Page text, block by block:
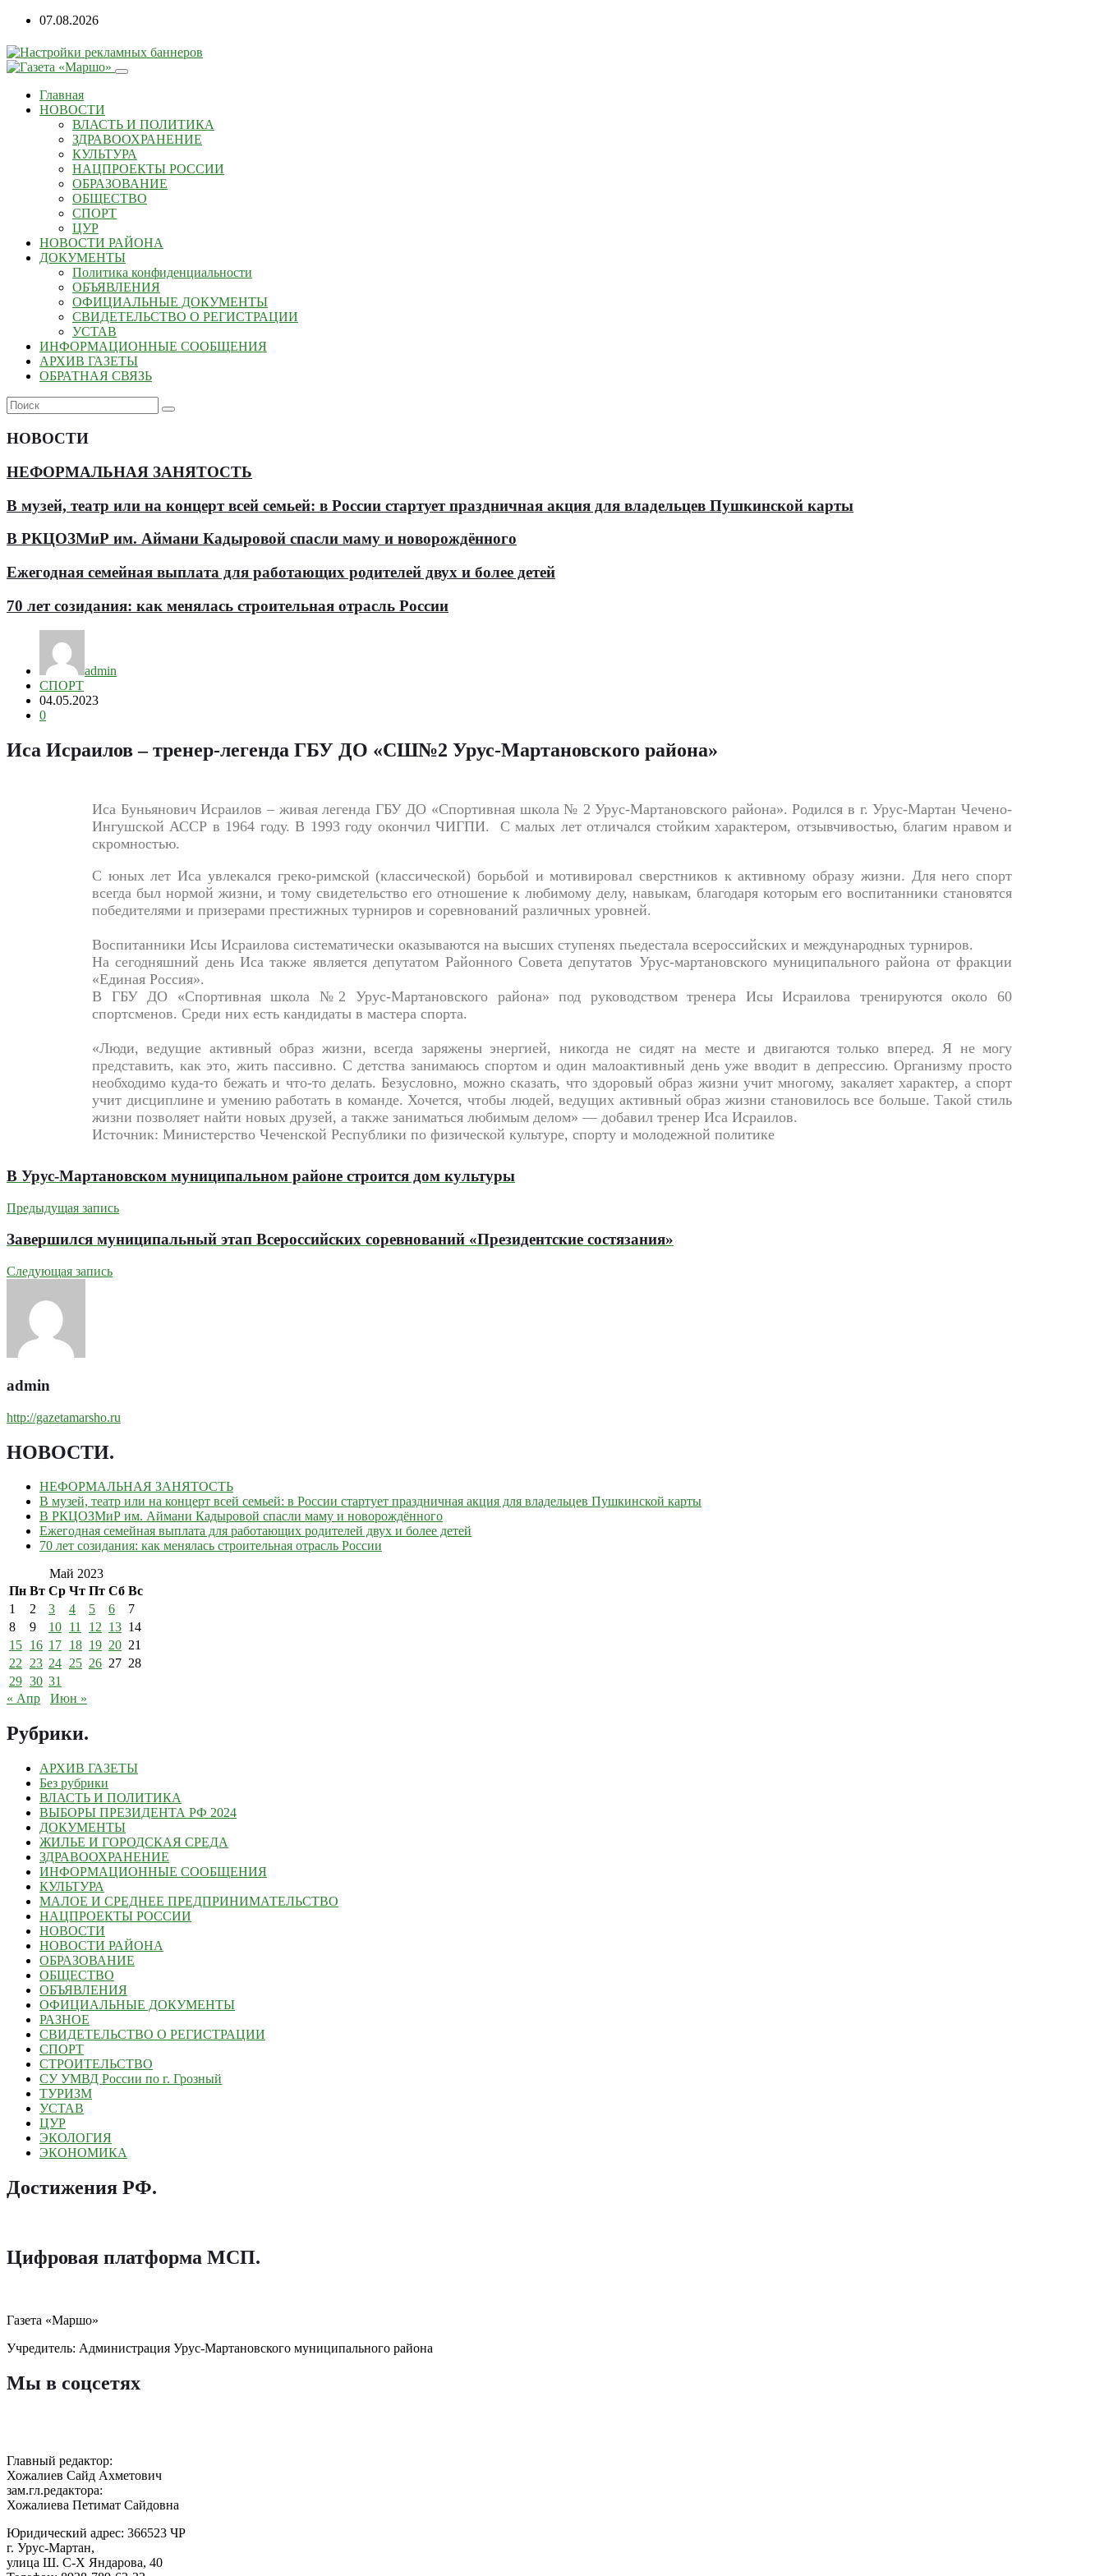
07.08.2026
Главная
НОВОСТИ
ВЛАСТЬ И ПОЛИТИКА
ЗДРАВООХРАНЕНИЕ
КУЛЬТУРА
НАЦПРОЕКТЫ РОССИИ
ОБРАЗОВАНИЕ
ОБЩЕСТВО
СПОРТ
ЦУР
НОВОСТИ РАЙОНА
ДОКУМЕНТЫ
Политика конфиденциальности
ОБЪЯВЛЕНИЯ
ОФИЦИАЛЬНЫЕ ДОКУМЕНТЫ
СВИДЕТЕЛЬСТВО О РЕГИСТРАЦИИ
УСТАВ
ИНФОРМАЦИОННЫЕ СООБЩЕНИЯ
АРХИВ ГАЗЕТЫ
ОБРАТНАЯ СВЯЗЬ
НОВОСТИ
НЕФОРМАЛЬНАЯ ЗАНЯТОСТЬ
В музей, театр или на концерт всей семьей: в России стартует праздничная акция для владельцев Пушкинской карты
В РКЦОЗМиР им. Аймани Кадыровой спасли маму и новорождённого
Ежегодная семейная выплата для работающих родителей двух и более детей
70 лет созидания: как менялась строительная отрасль России
admin
СПОРТ
04.05.2023
0
Иса Исраилов – тренер-легенда ГБУ ДО «СШ№2 Урус-Мартановского района»
Иса Буньянович Исраилов – живая легенда ГБУ ДО «Спортивная школа № 2 Урус-Мартановского района». Родился в г. Урус-Мартан Чечено-
Ингушской АССР в 1964 году. В 1993 году окончил ЧИГПИ. С малых лет отличался стойким характером, отзывчивостью, благим нравом и
скромностью.
С юных лет Иса увлекался греко-римской (классической) борьбой и мотивировал сверстников к активному образу жизни. Для него спорт
всегда был нормой жизни, и тому свидетельство его отношение к любимому делу, навыкам, благодаря которым его воспитанники становятся
победителями и призерами престижных турниров и соревнований различных уровней.
Воспитанники Исы Исраилова систематически оказываются на высших ступенях пьедестала всероссийских и международных турниров.
На сегодняшний день Иса также является депутатом Районного Совета депутатов Урус-мартановского муниципального района от фракции
«Единая Россия».
В ГБУ ДО «Спортивная школа №2 Урус-Мартановского района» под руководством тренера Исы Исраилова тренируются около 60
спортсменов. Среди них есть кандидаты в мастера спорта.
«Люди, ведущие активный образ жизни, всегда заряжены энергией, никогда не сидят на месте и двигаются только вперед. Я не могу
представить, как это, жить пассивно. С детства занимаюсь спортом и один малоактивный день уже вводит в депрессию. Организму просто
необходимо куда-то бежать и что-то делать. Безусловно, можно сказать, что здоровый образ жизни учит многому, закаляет характер, а спорт
учит дисциплине и умению работать в команде. Хочется, чтобы людей, ведущих активный образ жизни становилось все больше. Такой стиль
жизни позволяет найти новых друзей, а также заниматься любимым делом» — добавил тренер Иса Исраилов.
Источник: Министерство Чеченской Республики по физической культуре, спорту и молодежной политике
В Урус-Мартановском муниципальном районе строится дом культуры
Предыдущая запись
Завершился муниципальный этап Всероссийских соревнований «Президентские состязания»
Следующая запись
admin
http://gazetamarsho.ru
НОВОСТИ.
НЕФОРМАЛЬНАЯ ЗАНЯТОСТЬ
В музей, театр или на концерт всей семьей: в России стартует праздничная акция для владельцев Пушкинской карты
В РКЦОЗМиР им. Аймани Кадыровой спасли маму и новорождённого
Ежегодная семейная выплата для работающих родителей двух и более детей
70 лет созидания: как менялась строительная отрасль России
Май 2023
Пн Вт Ср Чт Пт Сб Вс
1
2 3 4 5 6
7
8
9 10 11 12 13 14
15 16 17 18 19 20 21
22 23 24 25 26 27 28
29 30 31
« Апр
Июн »
Рубрики.
АРХИВ ГАЗЕТЫ
Без рубрики
ВЛАСТЬ И ПОЛИТИКА
ВЫБОРЫ ПРЕЗИДЕНТА РФ 2024
ДОКУМЕНТЫ
ЖИЛЬЕ И ГОРОДСКАЯ СРЕДА
ЗДРАВООХРАНЕНИЕ
ИНФОРМАЦИОННЫЕ СООБЩЕНИЯ
КУЛЬТУРА
МАЛОЕ И СРЕДНЕЕ ПРЕДПРИНИМАТЕЛЬСТВО
НАЦПРОЕКТЫ РОССИИ
НОВОСТИ
НОВОСТИ РАЙОНА
ОБРАЗОВАНИЕ
ОБЩЕСТВО
ОБЪЯВЛЕНИЯ
ОФИЦИАЛЬНЫЕ ДОКУМЕНТЫ
РАЗНОЕ
СВИДЕТЕЛЬСТВО О РЕГИСТРАЦИИ
СПОРТ
СТРОИТЕЛЬСТВО
СУ УМВД России по г. Грозный
ТУРИЗМ
УСТАВ
ЦУР
ЭКОЛОГИЯ
ЭКОНОМИКА
Достижения РФ.
Цифровая платформа МСП.
Газета «Маршо»
Учредитель: Администрация Урус-Мартановского муниципального района
Мы в соцсетях
Главный редактор:
Хожалиев Сайд Ахметович
зам.гл.редактора:
Хожалиева Петимат Сайдовна
Юридический адрес: 366523 ЧР
г. Урус-Мартан,
улица Ш. С-Х Яндарова, 40